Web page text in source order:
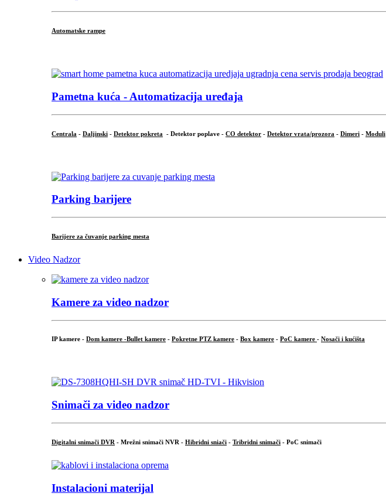
Automatske rampe
Pametna kuća - Automatizacija uređaja
Centrala - Daljinski - Detektor pokreta - Detektor poplave - CO detektor - Detektor vrata/prozora - Dimeri - Moduli
Parking barijere
Barijere za čuvanje parking mesta
Video Nadzor
Kamere za video nadzor
IP kamere - Dom kamere -Bullet kamere - Pokretne PTZ kamere - Box kamere - PoC kamere - Nosači i kućišta
Snimači za video nadzor
Digitalni snimači DVR - Mrežni snimači NVR - Hibridni sniači - Tribridni snimači - PoC snimači
Instalacioni materijal